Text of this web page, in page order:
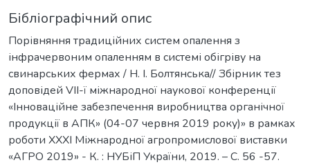
Бібліографічний опис
Порівняння традиційних систем опалення з
інфрачервоним опаленням в системі обігріву на
свинарських фермах / Н. І. Болтянська// Збірник тез
доповідей VІІ-ї міжнародної наукової конференції
«Інноваційне забезпечення виробництва органічної
продукції в АПК» (04-07 червня 2019 року)» в рамках
роботи XXXI Міжнародної агропромислової виставки
«АГРО 2019» - К. : НУБіП України, 2019. – С. 56 -57.